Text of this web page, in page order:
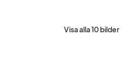
Visa alla 10 bilder